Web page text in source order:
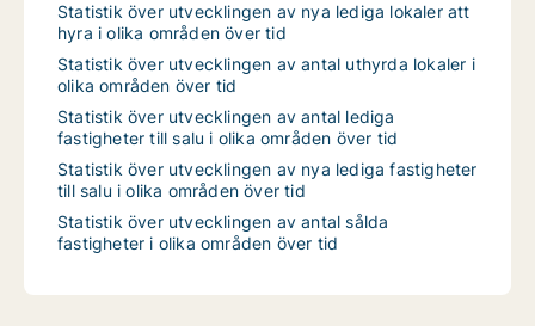
Statistik över utvecklingen av nya lediga lokaler att
hyra i olika områden över tid
Statistik över utvecklingen av antal uthyrda lokaler i
olika områden över tid
Statistik över utvecklingen av antal lediga
fastigheter till salu i olika områden över tid
Statistik över utvecklingen av nya lediga fastigheter
till salu i olika områden över tid
Statistik över utvecklingen av antal sålda
fastigheter i olika områden över tid